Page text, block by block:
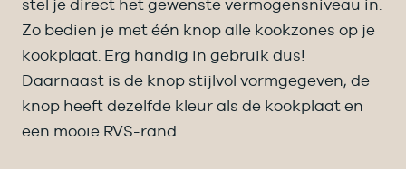
stel je direct het gewenste vermogensniveau in.
Zo bedien je met één knop alle kookzones op je
kookplaat. Erg handig in gebruik dus!
Daarnaast is de knop stijlvol vormgegeven; de
knop heeft dezelfde kleur als de kookplaat en
een mooie RVS-rand.